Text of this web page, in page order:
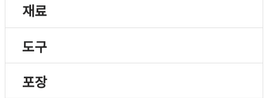
재료
도구
포장